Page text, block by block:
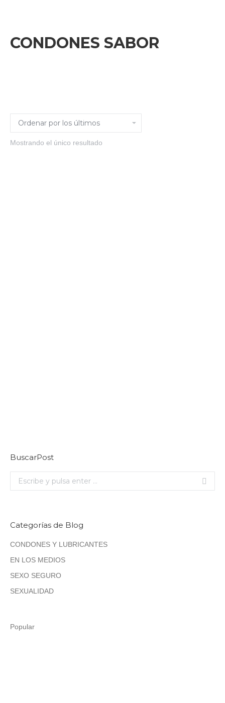
CONDONES SABOR
Mostrando el único resultado
BuscarPost
Categorías de Blog
CONDONES Y LUBRICANTES
EN LOS MEDIOS
SEXO SEGURO
SEXUALIDAD
Popular